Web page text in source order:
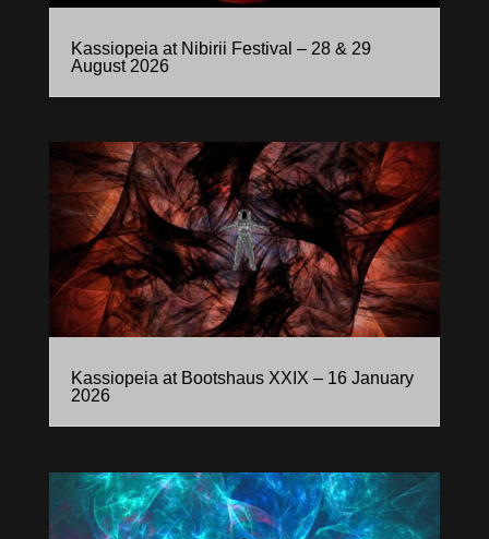
Kassiopeia at Nibirii Festival – 28 & 29
August 2026
Kassiopeia at Bootshaus XXIX – 16 January
2026